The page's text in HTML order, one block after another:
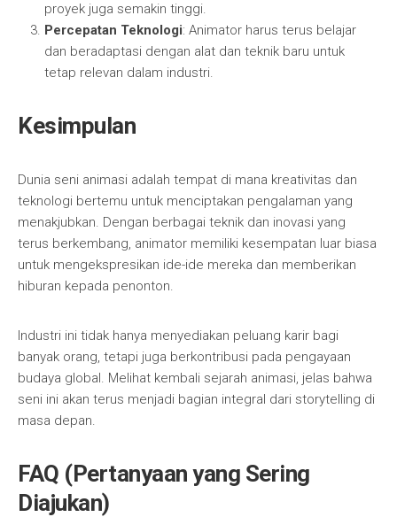
proyek juga semakin tinggi.
Percepatan Teknologi: Animator harus terus belajar
dan beradaptasi dengan alat dan teknik baru untuk
tetap relevan dalam industri.
Kesimpulan
Dunia seni animasi adalah tempat di mana kreativitas dan
teknologi bertemu untuk menciptakan pengalaman yang
menakjubkan. Dengan berbagai teknik dan inovasi yang
terus berkembang, animator memiliki kesempatan luar biasa
untuk mengekspresikan ide-ide mereka dan memberikan
hiburan kepada penonton.
Industri ini tidak hanya menyediakan peluang karir bagi
banyak orang, tetapi juga berkontribusi pada pengayaan
budaya global. Melihat kembali sejarah animasi, jelas bahwa
seni ini akan terus menjadi bagian integral dari storytelling di
masa depan.
FAQ (Pertanyaan yang Sering
Diajukan)